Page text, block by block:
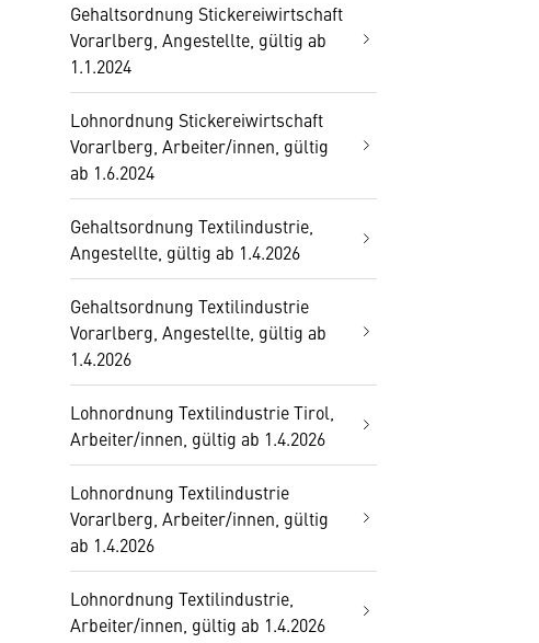
Gehaltsordnung Stickereiwirtschaft
Vorarlberg, Angestellte, gültig ab
1.1.2024
Lohnordnung Stickereiwirtschaft
Vorarlberg, Arbeiter/innen, gültig
ab 1.6.2024
Gehaltsordnung Textilindustrie,
Angestellte, gültig ab 1.4.2026
Gehaltsordnung Textilindustrie
Vorarlberg, Angestellte, gültig ab
1.4.2026
Lohnordnung Textilindustrie Tirol,
Arbeiter/innen, gültig ab 1.4.2026
Lohnordnung Textilindustrie
Vorarlberg, Arbeiter/innen, gültig
ab 1.4.2026
Lohnordnung Textilindustrie,
Arbeiter/innen, gültig ab 1.4.2026